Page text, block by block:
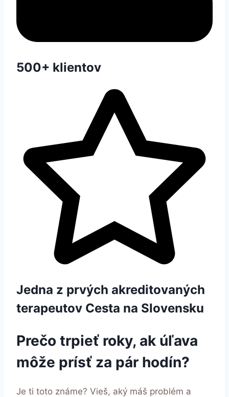
500+ klientov
Jedna z prvých akreditovaných
terapeutov Cesta na Slovensku
Prečo trpieť roky, ak úľava
môže prísť za pár hodín?
Je ti toto známe? Vieš, aký máš problém a